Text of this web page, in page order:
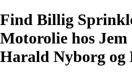
Find Billig
Motorolie hos Jem
Harald Nyborg og